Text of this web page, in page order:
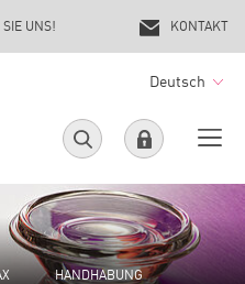
Deutsch
UNS! KONTAKT
HANDHABUNG